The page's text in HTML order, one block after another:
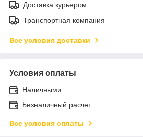
Доставка курьером
Транспортная компания
Все условия доставки
Условия оплаты
Наличными
Безналичный расчет
Все условия оплаты